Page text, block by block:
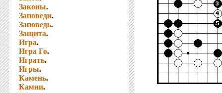
Законы.
Заповеди.
Заповедь.
Защита.
Игра.
Игра Го.
Играть.
Игры.
Камень.
Камни.